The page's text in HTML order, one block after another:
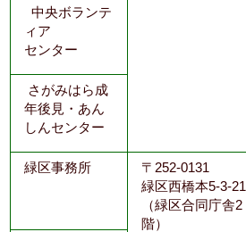
中央ボランテ
ィア
センター
さがみはら成
年後見・あん
しんセンター
緑区事務所
〒252-0131
緑区西橋本5-3-21
（緑区合同庁舎2
階）